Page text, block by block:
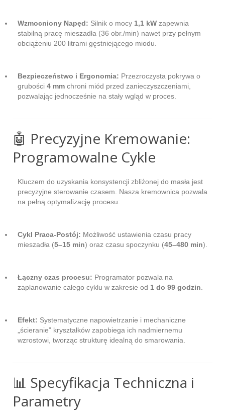
Wzmocniony Napęd: Silnik o mocy 1,1 kW zapewnia
stabilną pracę mieszadła (36 obr./min) nawet przy pełnym
obciążeniu 200 litrami gęstniejącego miodu.
Bezpieczeństwo i Ergonomia: Przezroczysta pokrywa o
grubości 4 mm chroni miód przed zanieczyszczeniami,
pozwalając jednocześnie na stały wgląd w proces.
🤖 Precyzyjne Kremowanie:
Programowalne Cykle
Kluczem do uzyskania konsystencji zbliżonej do masła jest
precyzyjne sterowanie czasem. Nasza kremownica pozwala
na pełną optymalizację procesu:
Cykl Praca-Postój: Możliwość ustawienia czasu pracy
mieszadła (5–15 min) oraz czasu spoczynku (45–480 min).
Łączny czas procesu: Programator pozwala na
zaplanowanie całego cyklu w zakresie od 1 do 99 godzin
Efekt: Systematyczne napowietrzanie i mechaniczne
„ścieranie” kryształków zapobiega ich nadmiernemu
wzrostowi, tworząc strukturę idealną do smarowania.
📊 Specyfikacja Techniczna i
Parametry